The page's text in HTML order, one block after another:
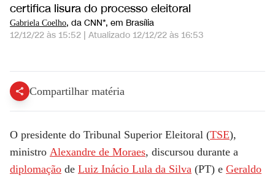
certifica lisura do processo eleitoral
Gabriela Coelho, da CNN*, em Brasília
12/12/22 às 15:52 | Atualizado 12/12/22 às 16:53
Os que atacaram a democracia serão integralmente responsabilizados, diz Moraes | VISÃO CNN
Compartilhar matéria
O presidente do Tribunal Superior Eleitoral (TSE),
ministro Alexandre de Moraes, discursou durante a
diplomação de Luiz Inácio Lula da Silva (PT) e Geraldo